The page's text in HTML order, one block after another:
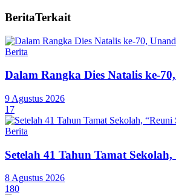
BeritaTerkait
Berita
Dalam Rangka Dies Natalis ke-
9 Agustus 2026
17
Berita
Setelah 41 Tahun Tamat
8 Agustus 2026
180